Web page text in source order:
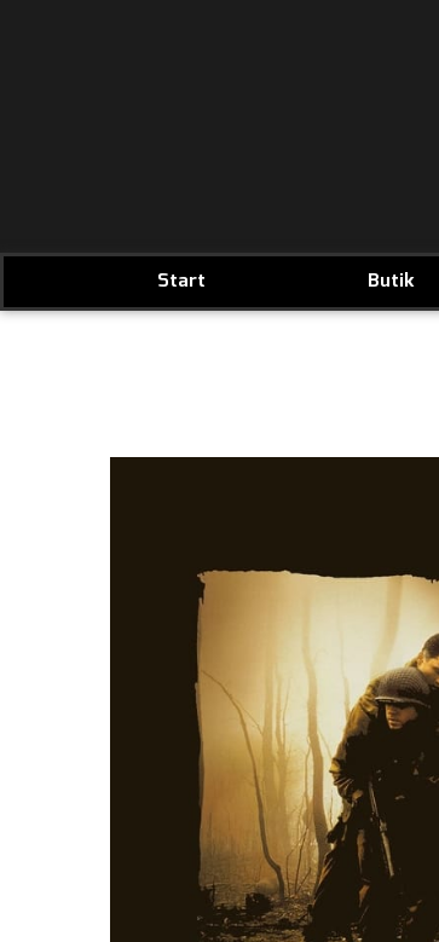
Start Butik